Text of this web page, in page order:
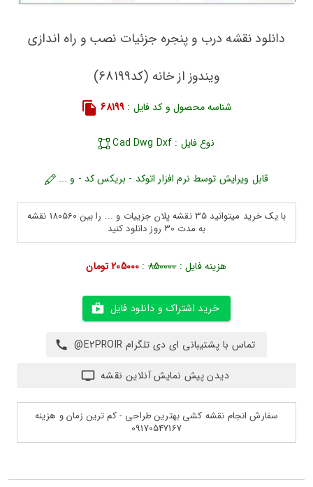
دانلود نقشه درب و پنجره جزئیات نصب و راه اندازی
ویندوز از خانه (کد68199)
شناسه محصول و کد فایل : 68199
نوع فایل : Cad Dwg Dxf
قابل ویرایش توسط نرم افزار اتوکد - بریکس کد - و ...
با یک خرید میتوانید 35 نقشه پلان جزییات و ... را بین 180560 نقشه
به مدت 30 روز دانلود کنید
هزینه فایل :850000
: 205000 تومان
خرید اشتراک و دانلود فایل
تماس با پشتیبانی ای دی تلگرام E2PROIR@
دیدن پیش نمایش آنلاین نقشه
سفارش انجام نقشه کشی بهترین طراحی - کم ترین زمان و هزینه
09170547167